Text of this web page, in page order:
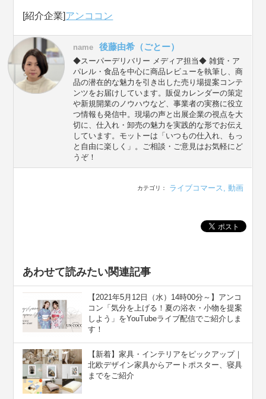
[紹介企業]アンココン
name 後藤由希（ごとー）
◆スーパーデリバリー メディア担当◆ 雑貨・ア
パレル・食品を中心に商品レビューを執筆し、商
品の潜在的な魅力を引き出した売り場提案コンテ
ンツをお届けしています。販促カレンダーの策定
や新規開業のノウハウなど、事業者の実務に役立
つ情報も発信中。現場の声と出展企業の視点を大
切に、仕入れ・卸売の魅力を実践的な形でお伝え
しています。モットーは「いつもの仕入れ、もっ
と自由に楽しく」。ご相談・ご意見はお気軽にど
うぞ！
カテゴリ： ライブコマース 動画
あわせて読みたい関連記事
【2021年5月12日（水）14時00分～】アンコ
コン「気分を上げる！夏の浴衣・小物を提案
しよう」をYouTubeライブ配信でご紹介しま
す！
【新着】家具・インテリアをピックアップ｜
北欧デザイン家具からアートポスター、寝具
までをご紹介